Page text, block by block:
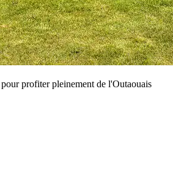
profiter pleinement de l'Outaouais